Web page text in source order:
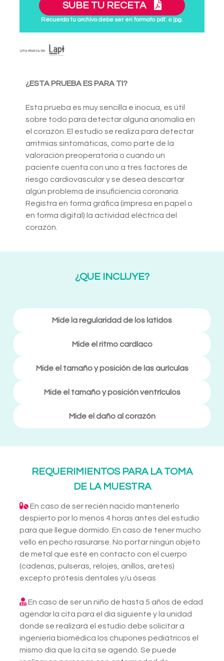
SUBE TU RECETA
Recuerda tu archivo debe ser en formato pdf. o jpg.
¿ESTA PRUEBA ES PARA TI?
Esta prueba es muy sencilla e inocua, es útil
sobre todo para detectar alguna anomalía en
el corazón. El estudio se realiza para detectar
arritmias sintomáticas, como parte de la
valoración preoperatoria o cuando un
paciente cuenta con uno a tres factores de
riesgo cardiovascular y se desea descartar
algún problema de insuficiencia coronaria.
Registra en forma gráfica (impresa en papel o
en forma digital) la actividad eléctrica del
corazón.
¿QUE INCLUYE?
Mide la regularidad de los latidos
Mide el ritmo cardíaco
Mide el tamaño y posición de las aurículas
Mide el tamaño y posición ventrículos
Mide el daño al corazón
REQUERIMIENTOS PARA LA TOMA
DE LA MUESTRA
En caso de ser recién nacido mantenerlo
despierto por lo menos 4 horas antes del estudio
para que llegue dormido. En caso de tener mucho
vello en pecho rasurarse. No portar ningún objeto
de metal que esté en contacto con el cuerpo
(cadenas, pulseras, relojes, anillos, aretes)
excepto prótesis dentales y/u óseas
En caso de ser un niño de hasta 5 años de edad
agendar la cita para el día siguiente y la unidad
donde se realizará el estudio debe solicitar a
ingeniería biomédica los chupones pediátricos el
mismo día que la cita se agendó. Se puede